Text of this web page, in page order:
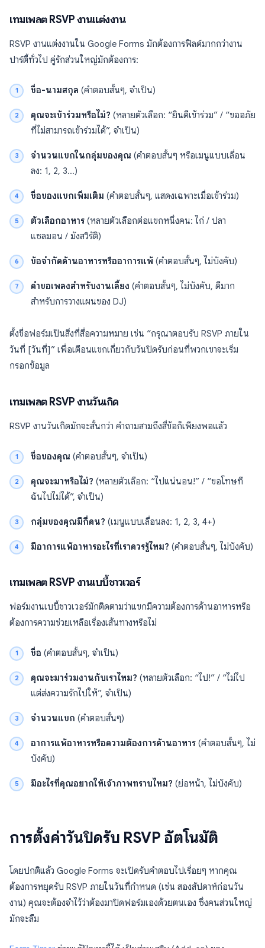
เทมเพลต RSVP งานแต่งงาน
RSVP งานแต่งงานใน Google Forms มักต้องการฟิลด์มากกว่างาน
ปาร์ตี้ทั่วไป คู่รักส่วนใหญ่มักต้องการ:
ชื่อ-นามสกุล (คำตอบสั้นๆ, จำเป็น)
คุณจะเข้าร่วมหรือไม่? (หลายตัวเลือก: “ยินดีเข้าร่วม” / “ขออภัย
ที่ไม่สามารถเข้าร่วมได้”, จำเป็น)
จำนวนแขกในกลุ่มของคุณ (คำตอบสั้นๆ หรือเมนูแบบเลื่อน
ลง: 1, 2, 3…)
ชื่อของแขกเพิ่มเติม (คำตอบสั้นๆ, แสดงเฉพาะเมื่อเข้าร่วม)
ตัวเลือกอาหาร (หลายตัวเลือกต่อแขกหนึ่งคน: ไก่ / ปลา
แซลมอน / มังสวิรัติ)
ข้อจำกัดด้านอาหารหรืออาการแพ้ (คำตอบสั้นๆ, ไม่บังคับ)
คำขอเพลงสำหรับงานเลี้ยง (คำตอบสั้นๆ, ไม่บังคับ, ดีมาก
สำหรับการวางแผนของ DJ)
ตั้งชื่อฟอร์มเป็นสิ่งที่สื่อความหมาย เช่น “กรุณาตอบรับ RSVP ภายใน
วันที่ [วันที่]” เพื่อเตือนแขกเกี่ยวกับวันปิดรับก่อนที่พวกเขาจะเริ่ม
กรอกข้อมูล
เทมเพลต RSVP งานวันเกิด
RSVP งานวันเกิดมักจะสั้นกว่า คำถามสามถึงสี่ข้อก็เพียงพอแล้ว
ชื่อของคุณ (คำตอบสั้นๆ, จำเป็น)
คุณจะมาหรือไม่? (หลายตัวเลือก: “ไปแน่นอน!” / “ขอโทษที
ฉันไปไม่ได้”, จำเป็น)
กลุ่มของคุณมีกี่คน? (เมนูแบบเลื่อนลง: 1, 2, 3, 4+)
มีอาการแพ้อาหารอะไรที่เราควรรู้ไหม? (คำตอบสั้นๆ, ไม่บังคับ)
เทมเพลต RSVP งานเบบี้ชาวเวอร์
ฟอร์มงานเบบี้ชาวเวอร์มักติดตามว่าแขกมีความต้องการด้านอาหารหรือ
ต้องการความช่วยเหลือเรื่องเส้นทางหรือไม่
ชื่อ (คำตอบสั้นๆ, จำเป็น)
คุณจะมาร่วมงานกับเราไหม? (หลายตัวเลือก: “ไป!” / “ไม่ไป
แต่ส่งความรักไปให้”, จำเป็น)
จำนวนแขก (คำตอบสั้นๆ)
อาการแพ้อาหารหรือความต้องการด้านอาหาร (คำตอบสั้นๆ, ไม่
บังคับ)
มีอะไรที่คุณอยากให้เจ้าภาพทราบไหม? (ย่อหน้า, ไม่บังคับ)
การตั้งค่าวันปิดรับ RSVP อัตโนมัติ
โดยปกติแล้ว Google Forms จะเปิดรับคำตอบไปเรื่อยๆ หากคุณ
ต้องการหยุดรับ RSVP ภายในวันที่กำหนด (เช่น สองสัปดาห์ก่อนวัน
งาน) คุณจะต้องจำไว้ว่าต้องมาปิดฟอร์มเองด้วยตนเอง ซึ่งคนส่วนใหญ่
มักจะลืม